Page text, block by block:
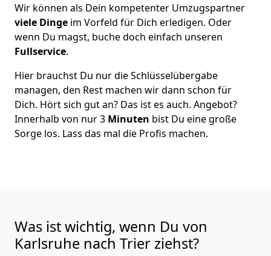
Wir können als Dein kompetenter Umzugspartner
viele Dinge im Vorfeld für Dich erledigen. Oder
wenn Du magst, buche doch einfach unseren
Fullservice.
Hier brauchst Du nur die Schlüsselübergabe
managen, den Rest machen wir dann schon für
Dich. Hört sich gut an? Das ist es auch. Angebot?
Innerhalb von nur 3 Minuten bist Du eine große
Sorge los. Lass das mal die Profis machen.
Was ist wichtig, wenn Du von
Karlsruhe nach Trier ziehst?